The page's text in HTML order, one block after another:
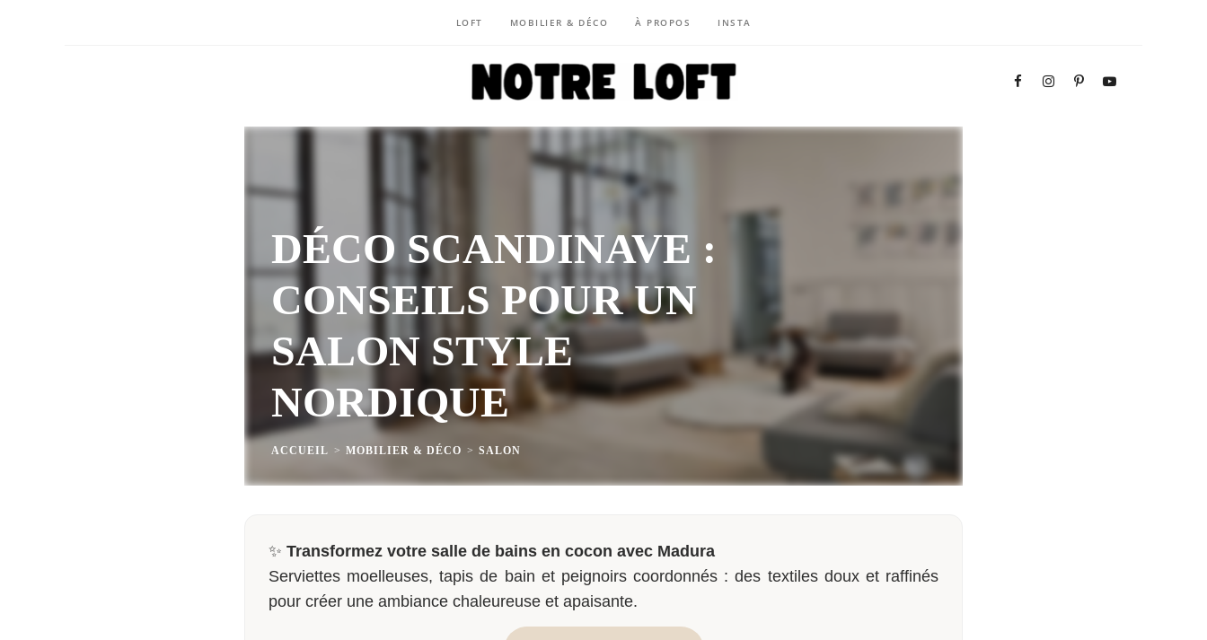
LOFT MOBILIER & DÉCO À PROPOS INSTA
DÉCO SCANDINAVE :
CONSEILS POUR UN
SALON STYLE
NORDIQUE
ACCUEIL > MOBILIER & DÉCO > SALON
✨ Transformez votre salle de bains en cocon avec Madura
Serviettes moelleuses, tapis de bain et peignoirs coordonnés : des textiles doux et raffinés
pour créer une ambiance chaleureuse et apaisante.